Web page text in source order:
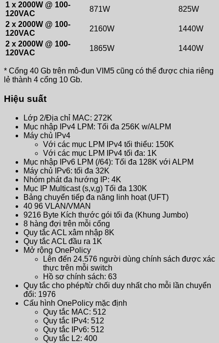
1 x 2000W @ 100-
120VAC
871W
825W
2 x 2000W @ 100-
120VAC
2160W
1440W
2 x 2000W @ 100-
120VAC
1865W 1440W
* Cổng 40 Gb trên mô-đun VIM5 cũng có thể được chia riêng
lẻ thành 4 cổng 10 Gb.
Hiệu suất
Lớp 2/Địa chỉ MAC: 272K
Mục nhập IPv4 LPM: Tối đa 256K w/ALPM
Máy chủ IPv4
Với các mục LPM IPv4 tối thiểu: 150K
Với các mục LPM IPv4 tối đa: 1K
Mục nhập IPv6 LPM (/64): Tối đa 128K với ALPM
Máy chủ IPv6: tối đa 32K
Nhóm phát đa hướng IP: 4K
Mục IP Multicast (s,v,g) Tối đa 130K
Bảng chuyển tiếp đa năng linh hoạt (UFT)
40 96 VLAN/VMAN
9216 Byte Kích thước gói tối đa (Khung Jumbo)
8 hàng đợi trên mỗi cổng
Quy tắc ACL xâm nhập 8K
Quy tắc ACL đầu ra 1K
Mở rộng OnePolicy
Lên đến 24.576 người dùng chính sách được xác
thực trên mỗi switch
Hồ sơ chính sách: 63
Quy tắc cho phép/từ chối duy nhất cho mỗi lần chuyển
đổi: 1976
Cấu hình OnePolicy mặc định
Quy tắc MAC: 512
Quy tắc IPv4: 512
Quy tắc IPv6: 512
Quy tắc L2: 400